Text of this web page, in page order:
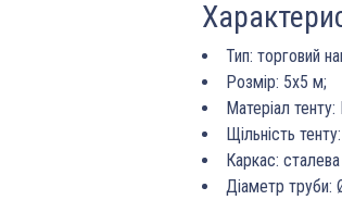
Тип: торговий
Розмір: 5х5 м;
Матеріал
Щільність
Каркас:
Діаметр труби: